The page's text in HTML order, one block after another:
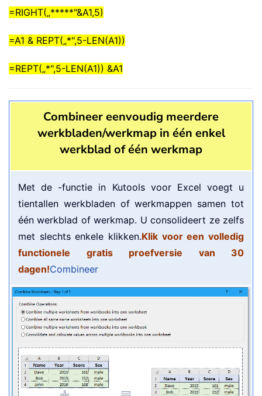
=RIGHT(„*****"&A1,5)
=A1 & REPT(„*",5-LEN(A1))
=REPT(„*",5-LEN(A1)) &A1
Combineer eenvoudig meerdere
werkbladen/werkmap in één enkel
werkblad of één werkmap
Met de -functie in Kutools voor Excel voegt u
tientallen werkbladen of werkmappen samen tot
één werkblad of werkmap. U consolideert ze zelfs
met slechts enkele klikken.Klik voor een volledig
functionele gratis proefversie van 30
dagen!Combineer